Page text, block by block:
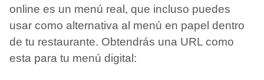
online es un menú real, que incluso puedes
usar como alternativa al menú en papel dentro
de tu restaurante. Obtendrás una URL como
esta para tu menú digital: